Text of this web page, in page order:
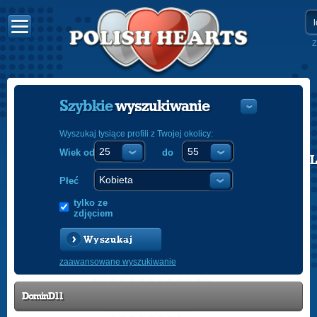
POLISH
Szybkiewyszukiwanie
Wyszukaj tysiące profili z Twojej okolicy:
Wiek od do
Płeć
tylko ze
zdjęciem
Wyszukaj
zaawansowane wyszukiwanie
DominD11